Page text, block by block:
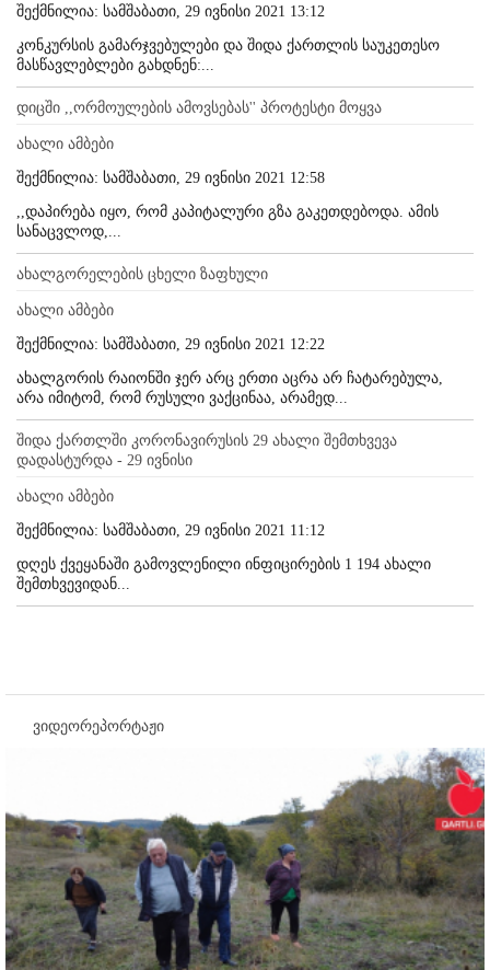
შექმნილია: სამშაბათი, 29 ივნისი 2021 13:12
კონკურსის გამარჯვებულები და შიდა ქართლის საუკეთესო
მასწავლებლები გახდნენ:...
დიცში ,,ორმოულების ამოვსებას'' პროტესტი მოყვა
ახალი ამბები
შექმნილია: სამშაბათი, 29 ივნისი 2021 12:58
,,დაპირება იყო, რომ კაპიტალური გზა გაკეთდებოდა. ამის
სანაცვლოდ,...
ახალგორელების ცხელი ზაფხული
ახალი ამბები
შექმნილია: სამშაბათი, 29 ივნისი 2021 12:22
ახალგორის რაიონში ჯერ არც ერთი აცრა არ ჩატარებულა,
არა იმიტომ, რომ რუსული ვაქცინაა, არამედ...
შიდა ქართლში კორონავირუსის 29 ახალი შემთხვევა
დადასტურდა - 29 ივნისი
ახალი ამბები
შექმნილია: სამშაბათი, 29 ივნისი 2021 11:12
დღეს ქვეყანაში გამოვლენილი ინფიცირების 1 194 ახალი
შემთხვევიდან...
ვიდეორეპორტაჟი